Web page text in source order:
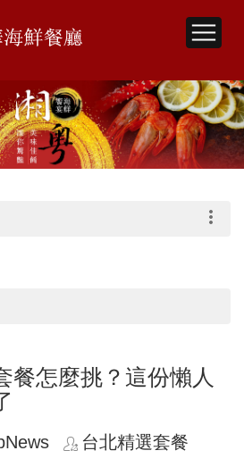
餐怎麼挑？這份懶人
台北精選套餐